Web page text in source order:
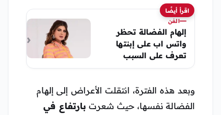
اقرأ أيضًا
الفن
إلهام الفضالة تحظر
واتس اب على إبنتها
تعرف على السبب
وبعد هذه الفترة، انتقلت الأعراض إلى إلهام
الفضالة نفسها، حيث شعرت بارتفاع في